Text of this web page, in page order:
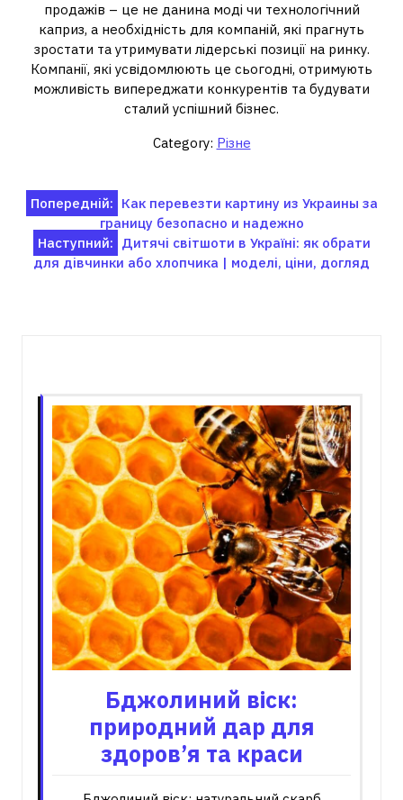
продажів – це не данина моді чи технологічний
каприз, а необхідність для компаній, які прагнуть
зростати та утримувати лідерські позиції на ринку.
Компанії, які усвідомлюють це сьогодні, отримують
можливість випереджати конкурентів та будувати
сталий успішний бізнес.
Category: Різне
Навігація
записів
Попередній: Как перевезти картину из Украины за
границу безопасно и надежно
Наступний: Дитячі світшоти в Україні: як обрати
для дівчинки або хлопчика | моделі, ціни, догляд
Бджолиний віск:
природний дар для
здоров’я та краси